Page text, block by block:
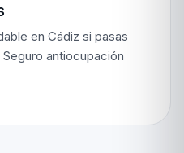
en Cádiz si pasas
antiocupación